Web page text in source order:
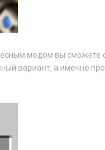
модом вы сможете
вариант, а именно